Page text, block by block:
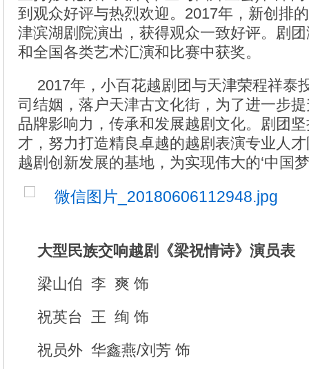
到观众好评与热烈欢迎。2017年，新创排
津滨湖剧院演出，获得观众一致好评。剧
和全国各类艺术汇演和比赛中获奖。
2017年，小百花越剧团与天津荣程祥泰
司结姻，落户天津古文化街，为了进一步
品牌影响力，传承和发展越剧文化。剧团
才，努力打造精良卓越的越剧表演专业人
越剧创新发展的基地，为实现伟大的‘中国
大型民族交响越剧《梁祝情诗》演员表
梁山伯 李 爽 饰
祝英台 王 绚 饰
祝员外 华鑫燕/刘芳 饰